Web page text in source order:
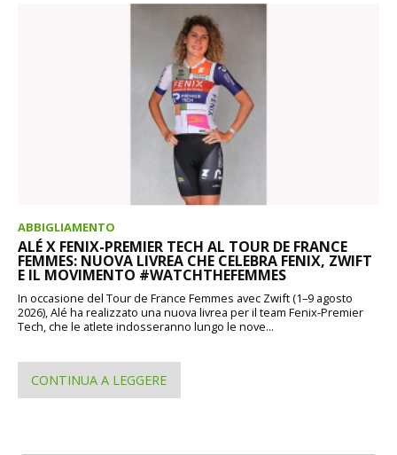
ABBIGLIAMENTO
ALÉ X FENIX-PREMIER TECH AL TOUR DE FRANCE
FEMMES: NUOVA LIVREA CHE CELEBRA FENIX, ZWIFT
E IL MOVIMENTO #WATCHTHEFEMMES
In occasione del Tour de France Femmes avec Zwift (1–9 agosto
2026), Alé ha realizzato una nuova livrea per il team Fenix-Premier
Tech, che le atlete indosseranno lungo le nove...
CONTINUA A LEGGERE